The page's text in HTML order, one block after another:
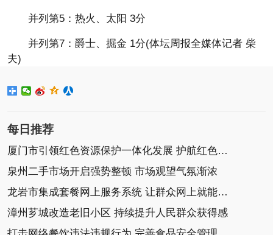
并列第5：热火、太阳 3分
并列第7：爵士、掘金 1分(体坛周报全媒体记者 柴
夫)
每日推荐
厦门市引领红色资源保护一体化发展 护航红色资源
泉州二手市场开启强势整顿 市场观望气氛渐浓
龙岩市集成套餐网上服务系统 让群众网上就能办好事
漳州芗城改造老旧小区 持续提升人民群众获得感